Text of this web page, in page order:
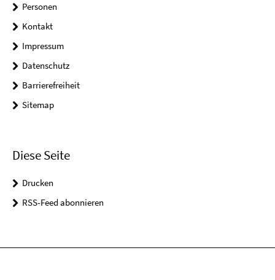
Personen
Kontakt
Impressum
Datenschutz
Barrierefreiheit
Sitemap
Diese Seite
Drucken
RSS-Feed abonnieren